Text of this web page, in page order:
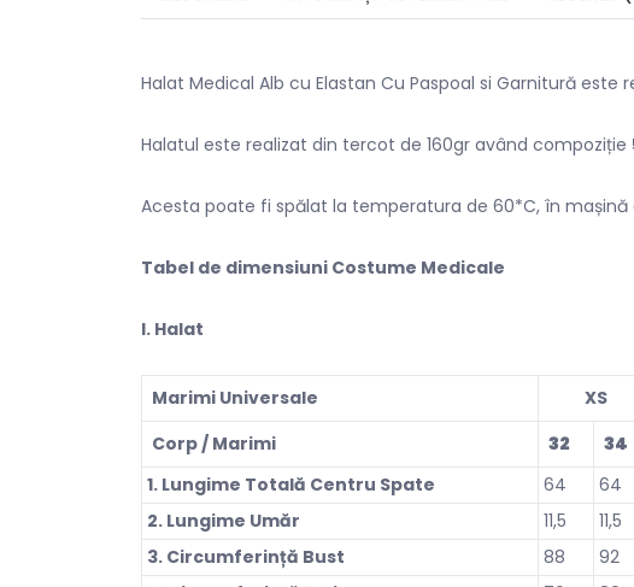
Halat Medical Alb cu Elastan Cu Paspoal si Garnitură
Halatul este realizat din tercot de 160gr având compoziție
Acesta poate fi spălat la temperatura de 60*C, în mașină
Tabel de dimensiuni Costume Medicale
l. Halat
Marimi Universale XS
Corp / Marimi
32 34
1. Lungime Totală Centru Spate
64 64
2. Lungime Umăr
11,5 11,5
3. Circumferință Bust
88 92